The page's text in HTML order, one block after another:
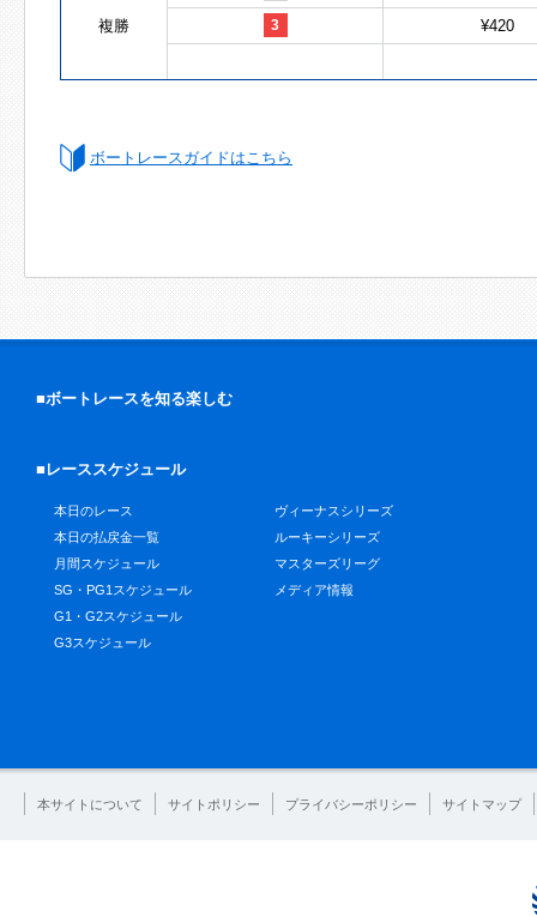
複勝 3 ¥420
ボートレースガイドはこちら
■ボートレースを知る楽しむ
■レーススケジュール
本日のレース
本日の払戻金一覧
月間スケジュール
SG・PG1スケジュール
G1・G2スケジュール
G3スケジュール
ヴィーナスシリーズ
ルーキーシリーズ
マスターズリーグ
メディア情報
本サイトについて サイトポリシー プライバシーポリシー サイトマップ